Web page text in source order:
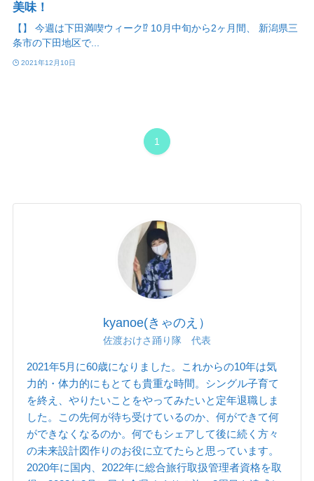
美味！
【】 今週は下田満喫ウィーク⁉️ 10月中旬から2ヶ月間、 新潟県三
条市の下田地区で...
2021年12月10日
1
kyanoe(きゃのえ）
佐渡おけさ踊り隊 代表
2021年5月に60歳になりました。これからの10年は気
力的・体力的にもとても貴重な時間。シングル子育て
を終え、やりたいことをやってみたいと定年退職しま
した。この先何が待ち受けているのか、何ができて何
ができなくなるのか。何でもシェアして後に続く方々
の未来設計図作りのお役に立てたらと思っています。
2020年に国内、2022年に総合旅行取扱管理者資格を取